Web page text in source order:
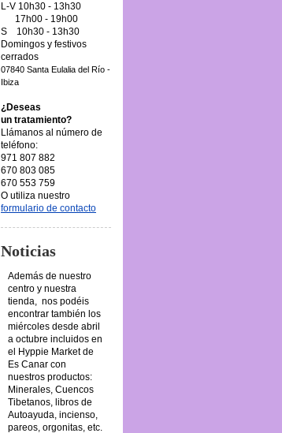
L-V 10h30 - 13h30
17h00 - 19h00
S 10h30 - 13h30
Domingos y festivos
cerrados
07840 Santa Eulalia del Río -
Ibiza
¿Deseas
un tratamiento?
Llámanos al número de
teléfono:
971 807 882
670 803 085
670 553 759
O utiliza nuestro
formulario de contacto
Noticias
Además de nuestro
centro y nuestra
tienda, nos podéis
encontrar también los
miércoles desde abril
a octubre incluidos en
el Hyppie Market de
Es Canar con
nuestros productos:
Minerales, Cuencos
Tibetanos, libros de
Autoayuda, incienso,
pareos, orgonitas, etc.